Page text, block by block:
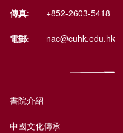
傳真: +852-2603-5418
電郵: nac@cuhk.edu.hk
書院介紹
中國文化傳承